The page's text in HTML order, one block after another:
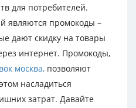
для потребителей.
являются промокоды –
дают скидку на товары
интернет. Промокоды,
москва, позволяют
насладиться
затрат. Давайте